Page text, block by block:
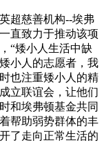
超慈善机构--埃弗
直致力于推动该项
“矮小人生活中缺
小人的志愿者，我
也注重矮小人的精
立联谊会，让他们
和埃弗顿基金共同
帮助弱势群体的丰
了走向正常生活的